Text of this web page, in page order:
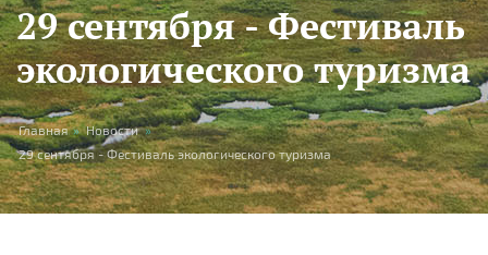
29 сентября - Фестиваль
экологического туризма
You are here
Главная » Новости »
29 сентября - Фестиваль экологического туризма